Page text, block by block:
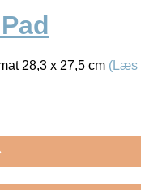
28,3 x 27,5 cm (Læs